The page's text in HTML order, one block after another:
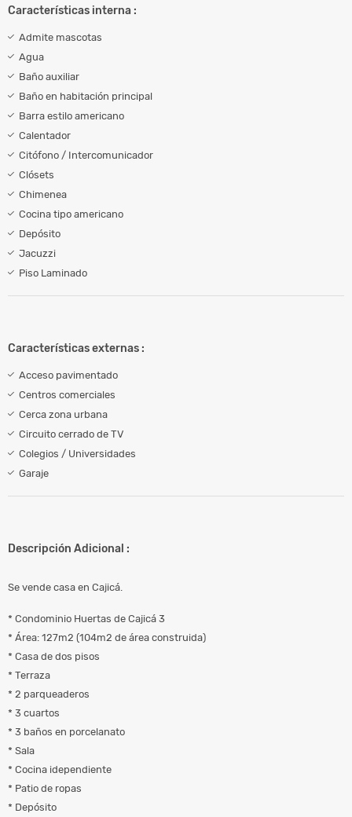
Características interna :
Admite mascotas
Agua
Baño auxiliar
Baño en habitación principal
Barra estilo americano
Calentador
Citófono / Intercomunicador
Clósets
Chimenea
Cocina tipo americano
Depósito
Jacuzzi
Piso Laminado
Características externas :
Acceso pavimentado
Centros comerciales
Cerca zona urbana
Circuito cerrado de TV
Colegios / Universidades
Garaje
Descripción Adicional :
Se vende casa en Cajicá.
* Condominio Huertas de Cajicá 3
* Área: 127m2 (104m2 de área construida)
* Casa de dos pisos
* Terraza
* 2 parqueaderos
* 3 cuartos
* 3 baños en porcelanato
* Sala
* Cocina idependiente
* Patio de ropas
* Depósito